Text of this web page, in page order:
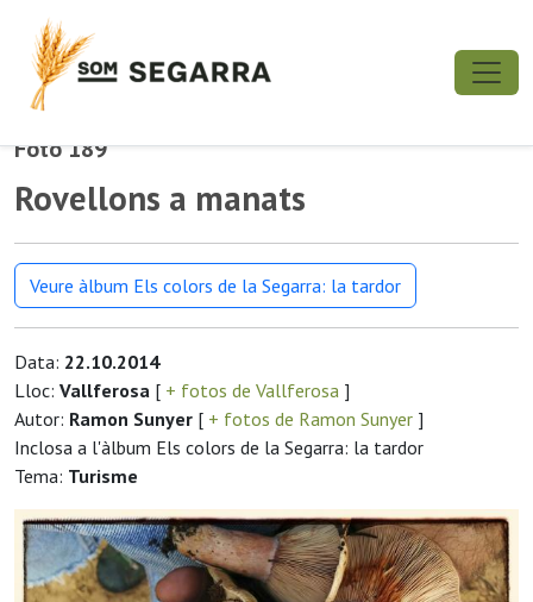
Foto 189
Rovellons a manats
Veure àlbum Els colors de la Segarra: la tardor
Data: 22.10.2014
Lloc: Vallferosa [ + fotos de Vallferosa ]
Autor: Ramon Sunyer [ + fotos de Ramon Sunyer ]
Inclosa a l'àlbum Els colors de la Segarra: la tardor
Tema: Turisme